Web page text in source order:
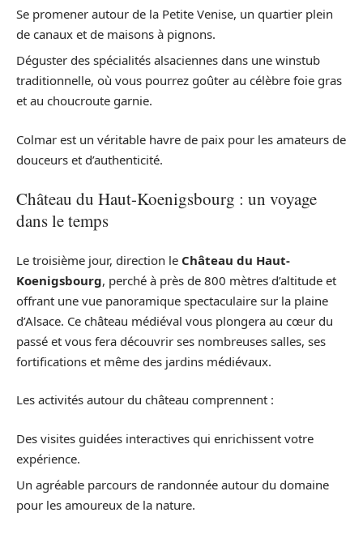
Se promener autour de la Petite Venise, un quartier plein
de canaux et de maisons à pignons.
Déguster des spécialités alsaciennes dans une winstub
traditionnelle, où vous pourrez goûter au célèbre foie gras
et au choucroute garnie.
Colmar est un véritable havre de paix pour les amateurs de
douceurs et d’authenticité.
Château du Haut-Koenigsbourg : un voyage
dans le temps
Le troisième jour, direction le Château du Haut-
Koenigsbourg, perché à près de 800 mètres d’altitude et
offrant une vue panoramique spectaculaire sur la plaine
d’Alsace. Ce château médiéval vous plongera au cœur du
passé et vous fera découvrir ses nombreuses salles, ses
fortifications et même des jardins médiévaux.
Les activités autour du château comprennent :
Des visites guidées interactives qui enrichissent votre
expérience.
Un agréable parcours de randonnée autour du domaine
pour les amoureux de la nature.